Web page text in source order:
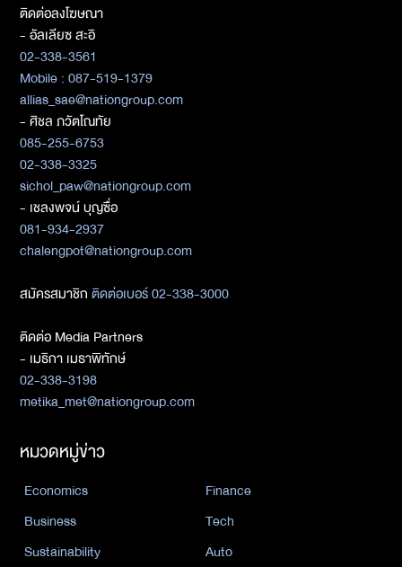
ติดต่อลงโฆษณา
- อัลเลียซ สะอิ
02-338-3561
Mobile : 087-519-1379
allias_sae@nationgroup.com
- ศิชล ภวัตโณทัย
085-255-6753
02-338-3325
sichol_paw@nationgroup.com
- เชลงพจน์ บุญซื่อ
081-934-2937
chalengpot@nationgroup.com
สมัครสมาชิกติดต่อเบอร์ 02-338-3000
ติดต่อ Media Partners
- เมธิกา เมธาพิทักษ์
02-338-3198
metika_met@nationgroup.com
หมวดหมู่ข่าว
Economics
Finance
Business
Tech
Sustainability
Auto